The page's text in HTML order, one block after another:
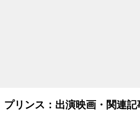
プリンス：出演映画・関連記